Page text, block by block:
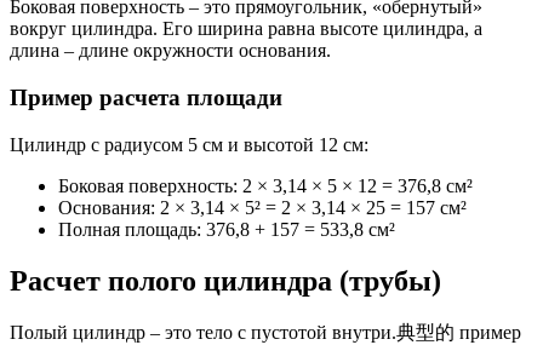
Боковая поверхность – это прямоугольник, «обернутый»
вокруг цилиндра. Его ширина равна высоте цилиндра, а
длина – длине окружности основания.
Пример расчета площади
Цилиндр с радиусом 5 см и высотой 12 см:
Боковая поверхность: 2 × 3,14 × 5 × 12 = 376,8 см²
Основания: 2 × 3,14 × 5² = 2 × 3,14 × 25 = 157 см²
Полная площадь: 376,8 + 157 = 533,8 см²
Расчет полого цилиндра (трубы)
Полый цилиндр – это тело с пустотой внутри.典型的 пример